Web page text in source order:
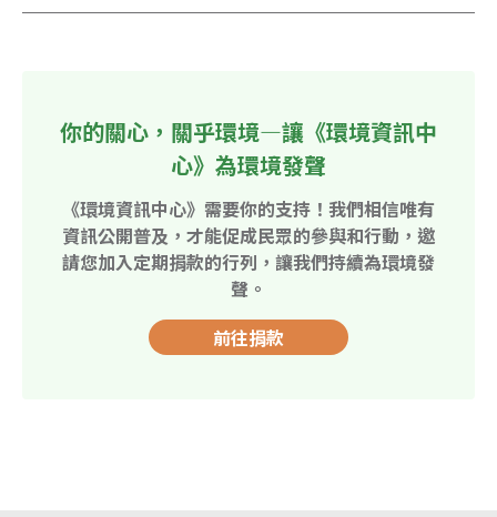
你的關心，關乎環境—讓《環境資訊中
心》為環境發聲
《環境資訊中心》需要你的支持！我們相信唯有
資訊公開普及，才能促成民眾的參與和行動，邀
請您加入定期捐款的行列，讓我們持續為環境發
聲。
前往捐款